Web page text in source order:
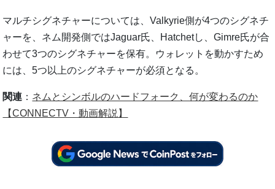
マルチシグネチャーについては、Valkyrie側が4つのシグネチ
ャーを、ネム開発側ではJaguar氏、Hatchetし、Gimre氏が合
わせて3つのシグネチャーを保有。ウォレットを動かすため
には、5つ以上のシグネチャーが必須となる。
関連 ： ネムとシンボルのハードフォーク、何が変わるのか
【CONNECTV・動画解説】